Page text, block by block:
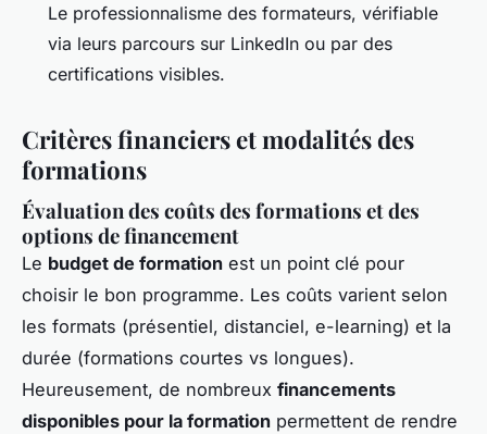
Le professionnalisme des formateurs, vérifiable
via leurs parcours sur LinkedIn ou par des
certifications visibles.
Critères financiers et modalités des
formations
Évaluation des coûts des formations et des
options de financement
Le budget de formation est un point clé pour
choisir le bon programme. Les coûts varient selon
les formats (présentiel, distanciel, e-learning) et la
durée (formations courtes vs longues).
Heureusement, de nombreux financements
disponibles pour la formation permettent de rendre